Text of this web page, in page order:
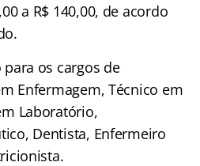
a R$ 140,00, de acordo
os cargos de
Enfermagem, Técnico em
Laboratório,
Dentista, Enfermeiro